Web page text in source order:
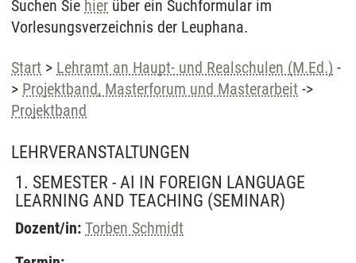
Suchen Sie hier über ein Suchformular im
Vorlesungsverzeichnis der Leuphana.
Start > Lehramt an Haupt- und Realschulen (M.Ed.) -
> Projektband, Masterforum und Masterarbeit ->
Projektband
LEHRVERANSTALTUNGEN
1. SEMESTER - AI IN FOREIGN LANGUAGE
LEARNING AND TEACHING (SEMINAR)
Dozent/in: Torben Schmidt